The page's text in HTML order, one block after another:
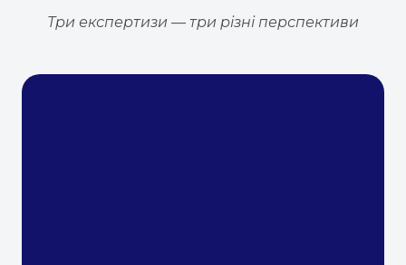
Три експертизи — три різні перспективи